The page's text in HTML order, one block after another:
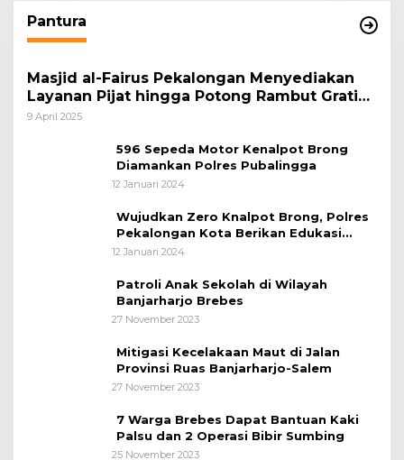
Pantura
Masjid al-Fairus Pekalongan Menyediakan
Layanan Pijat hingga Potong Rambut Gratis
bagi Pemudik Lebaran 2025
9 April 2025
596 Sepeda Motor Kenalpot Brong
Diamankan Polres Pubalingga
12 Januari 2024
Wujudkan Zero Knalpot Brong, Polres
Pekalongan Kota Berikan Edukasi
Kepada Pelajar
12 Januari 2024
Patroli Anak Sekolah di Wilayah
Banjarharjo Brebes
27 November 2023
Mitigasi Kecelakaan Maut di Jalan
Provinsi Ruas Banjarharjo-Salem
27 November 2023
7 Warga Brebes Dapat Bantuan Kaki
Palsu dan 2 Operasi Bibir Sumbing
25 November 2023